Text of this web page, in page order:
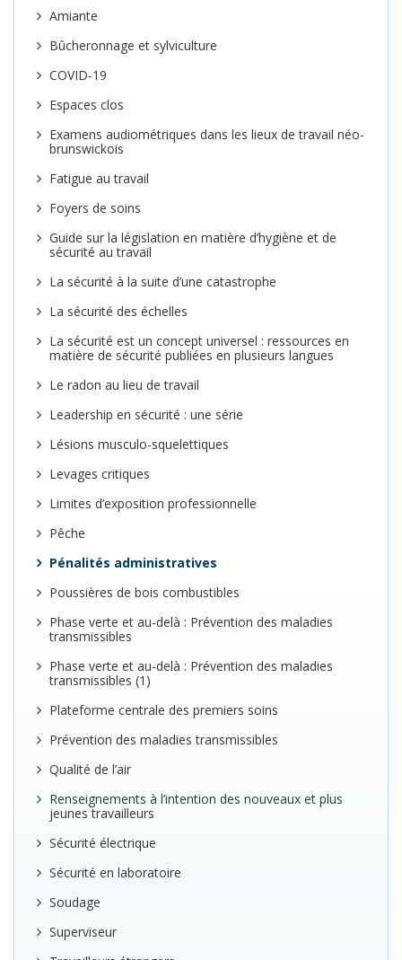
Amiante
Bûcheronnage et sylviculture
COVID-19
Espaces clos
Examens audiométriques dans les lieux de travail néo-
brunswickois
Fatigue au travail
Foyers de soins
Guide sur la législation en matière d’hygiène et de
sécurité au travail
La sécurité à la suite d’une catastrophe
La sécurité des échelles
La sécurité est un concept universel : ressources en
matière de sécurité publiées en plusieurs langues
Le radon au lieu de travail
Leadership en sécurité : une série
Lésions musculo-squelettiques
Levages critiques
Limites d’exposition professionnelle
Pêche
Pénalités administratives
Poussières de bois combustibles
Phase verte et au-delà : Prévention des maladies
transmissibles
Phase verte et au-delà : Prévention des maladies
transmissibles (1)
Plateforme centrale des premiers soins
Prévention des maladies transmissibles
Qualité de l’air
Renseignements à l’intention des nouveaux et plus
jeunes travailleurs
Sécurité électrique
Sécurité en laboratoire
Soudage
Superviseur